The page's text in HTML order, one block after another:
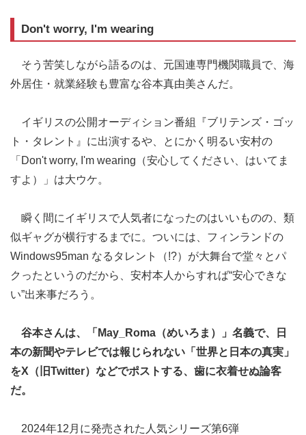
Don't worry, I'm wearing
そう苦笑しながら語るのは、元国連専門機関職員で、海
外居住・就業経験も豊富な谷本真由美さんだ。
イギリスの公開オーディション番組『ブリテンズ・ゴッ
ト・タレント』に出演するや、とにかく明るい安村の
「Don't worry, I'm wearing（安心してください、はいてま
すよ）」は大ウケ。
瞬く間にイギリスで人気者になったのはいいものの、類
似ギャグが横行するまでに。ついには、フィンランドの
Windows95man なるタレント（!?）が大舞台で堂々とパ
クったというのだから、安村本人からすれば“安心できな
い”出来事だろう。
谷本さんは、「May_Roma（めいろま）」名義で、日
本の新聞やテレビでは報じられない「世界と日本の真実」
をX（旧Twitter）などでポストする、歯に衣着せぬ論客
だ。
2024年12月に発売された人気シリーズ第6弾